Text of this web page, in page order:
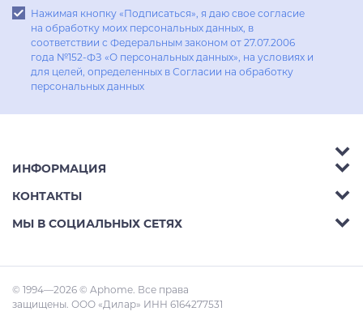
Нажимая кнопку «Подписаться», я даю свое согласие
на обработку моих персональных данных, в
соответствии с Федеральным законом от 27.07.2006
года №152-ФЗ «О персональных данных», на условиях и
для целей, определенных в Согласии на обработку
персональных данных
Аксессуары
Гостиные
Кабинеты
Малые Формы
ИНФОРМАЦИЯ
Акции
Доставка
Статьи
КОНТАКТЫ
Телефон: 8 (800) 302-42-39
Адрес: Ростов-на-Дону, пр.Михаила Нагибина
30л
МЫ В СОЦИАЛЬНЫХ СЕТЯХ
© 1994—2026 © Aphome. Все права
защищены. ООО «Дилар» ИНН 6164277531